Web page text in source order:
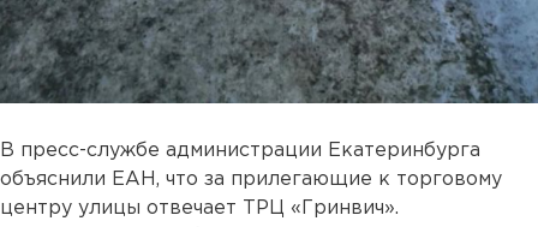
В пресс-службе администрации Екатеринбурга
объяснили ЕАН, что за прилегающие к торговому
центру улицы отвечает ТРЦ «Гринвич».